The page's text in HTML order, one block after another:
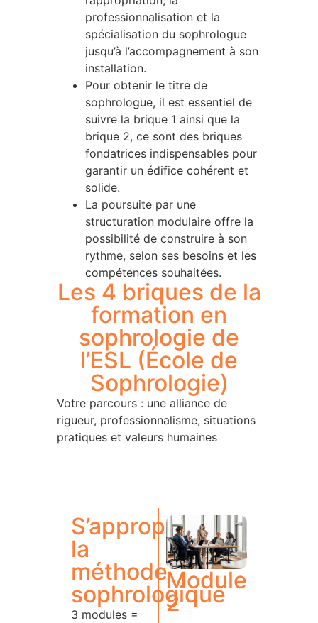
professionnalisation et la
spécialisation du sophrologue
jusqu’à l’accompagnement à son
installation.
Pour obtenir le titre de
sophrologue, il est essentiel de
suivre la brique 1 ainsi que la
brique 2, ce sont des briques
fondatrices indispensables pour
garantir un édifice cohérent et
solide.
La poursuite par une
structuration modulaire offre la
possibilité de construire à son
rythme, selon ses besoins et les
compétences souhaitées.
Les 4 briques de la
formation en
sophrologie de
l’ESL (École de
Sophrologie)
Votre parcours : une alliance de
rigueur, professionnalisme, situations
pratiques et valeurs humaines
S’approprier
la
méthode
sophrologique
3 modules =
Module
2